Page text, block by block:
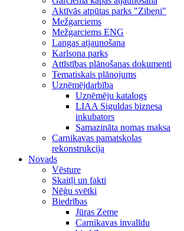
Aktīvās atpūtas parks "Zibeņi"
Mežgarciems
Mežgarciems ENG
Langas atjaunošana
Karlsona parks
Attīstības plānošanas dokumenti
Tematiskais plānojums
Uzņēmējdarbība
Uzņēmēju katalogs
LIAA Siguldas biznesa
inkubators
Samazināta nomas maksa
Carnikavas pamatskolas
rekonstrukcija
Novads
Vēsture
Skaitļi un fakti
Nēģu svētki
Biedrības
Jūras Zeme
Carnikavas invalīdu